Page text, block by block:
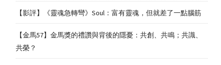
【影評】《靈魂急轉彎》Soul：富有靈魂，但就差了一點腦筋
【金馬57】金馬獎的禮讚與背後的隱憂：共創、共鳴；共識、
共榮？